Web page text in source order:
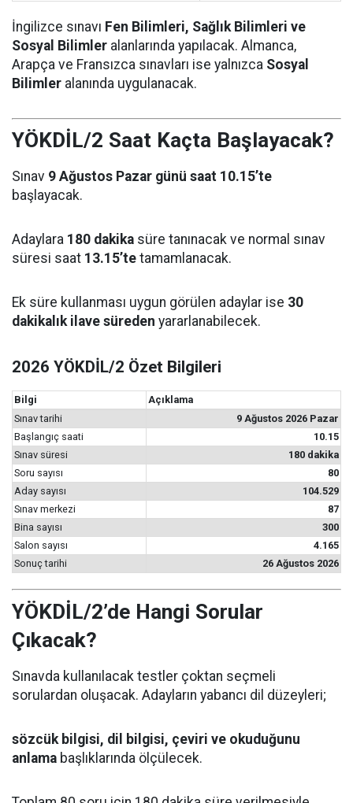
İngilizce sınavı Fen Bilimleri, Sağlık Bilimleri ve
Sosyal Bilimler alanlarında yapılacak. Almanca,
Arapça ve Fransızca sınavları ise yalnızca Sosyal
Bilimler alanında uygulanacak.
YÖKDİL/2 Saat Kaçta Başlayacak?
Sınav 9 Ağustos Pazar günü saat 10.15’te
başlayacak.
Adaylara 180 dakika süre tanınacak ve normal sınav
süresi saat 13.15’te tamamlanacak.
Ek süre kullanması uygun görülen adaylar ise 30
dakikalık ilave süreden yararlanabilecek.
2026 YÖKDİL/2 Özet Bilgileri
Bilgi
Açıklama
Sınav tarihi
9 Ağustos 2026 Pazar
Başlangıç saati
10.15
Sınav süresi
180 dakika
Soru sayısı
80
Aday sayısı
104.529
Sınav merkezi
87
Bina sayısı
300
Salon sayısı
4.165
Sonuç tarihi
26 Ağustos 2026
YÖKDİL/2’de Hangi Sorular
Çıkacak?
Sınavda kullanılacak testler çoktan seçmeli
sorulardan oluşacak. Adayların yabancı dil düzeyleri;
sözcük bilgisi, dil bilgisi, çeviri ve okuduğunu
anlama başlıklarında ölçülecek.